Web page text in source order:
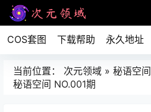
COS套图 下载帮助 永久地址
当前位置： 次元领域 » 秘语空间
秘语空间 NO.001期